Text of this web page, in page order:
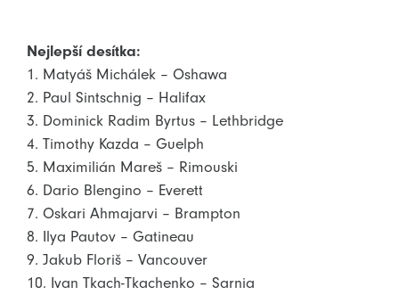
Nejlepší desítka:
1. Matyáš Michálek – Oshawa
2. Paul Sintschnig – Halifax
3. Dominick Radim Byrtus – Lethbridge
4. Timothy Kazda – Guelph
5. Maximilián Mareš – Rimouski
6. Dario Blengino – Everett
7. Oskari Ahmajarvi – Brampton
8. Ilya Pautov – Gatineau
9. Jakub Floriš – Vancouver
10. Ivan Tkach-Tkachenko – Sarnia